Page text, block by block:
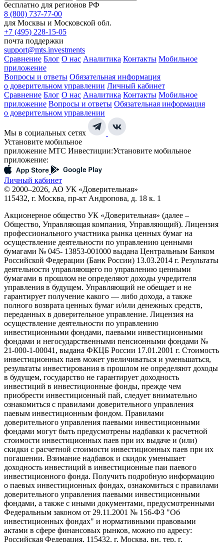
бесплатно для регионов РФ
8 (800) 737-77-00
для Москвы и Московской обл.
+7 (495) 228-15-05
почта поддержки
support@mts.investments
Сравнение Блог О нас Аналитика Контакты Мобильное
приложение
Вопросы и ответы Обязательная информация
о доверительном управлении Личный кабинет
Сравнение Блог О нас Аналитика Контакты Мобильное
приложение Вопросы и ответы Обязательная информация
о доверительном управлении
Мы в социальных сетях
Установите мобильное
приложение МТС Инвестиции:Установите мобильное
приложение:
Личный кабинет
© 2000–2026, АО УК «Доверительная»
115432, г. Москва, пр-кт Андропова, д. 18 к. 1
Акционерное общество УК «Доверительная» (далее –
Общество, Управляющая компания, Управляющий). Лицензия
профессионального участника рынка ценных бумаг на
осуществление деятельности по управлению ценными
бумагами № 045- 13853-001000 выдана Центральным Банком
Российской Федерации (Банк России) 13.03.2014 г. Результаты
деятельности управляющего по управлению ценными
бумагами в прошлом не определяют доходы учредителя
управления в будущем. Управляющий не обещает и не
гарантирует получение какого — либо дохода, а также
полного возврата ценных бумаг и/или денежных средств,
переданных в доверительное управление. Лицензия на
осуществление деятельности по управлению
инвестиционными фондами, паевыми инвестиционными
фондами и негосударственными пенсионными фондами №
21-000-1-00041, выдана ФКЦБ России 17.01.2001 г. Стоимость
инвестиционных паев может увеличиваться и уменьшаться,
результаты инвестирования в прошлом не определяют доходы
в будущем, государство не гарантирует доходность
инвестиций в инвестиционные фонды, прежде чем
приобрести инвестиционный пай, следует внимательно
ознакомиться с правилами доверительного управления
паевым инвестиционным фондом. Правилами
доверительного управления паевыми инвестиционными
фондами могут быть предусмотрены надбавки к расчетной
стоимости инвестиционных паев при их выдаче и (или)
скидки с расчетной стоимости инвестиционных паев при их
погашении. Взимание надбавок и скидок уменьшает
доходность инвестиций в инвестиционные паи паевого
инвестиционного фонда. Получить подробную информацию
о паевых инвестиционных фондах, ознакомиться с правилами
доверительного управления паевыми инвестиционными
фондами, а также с иными документами, предусмотренными
Федеральным законом от 29.11.2001 № 156-ФЗ "Об
инвестиционных фондах" и нормативными правовыми
актами в сфере финансовых рынков, можно по адресу:
Российская Федерация, 115432, г. Москва, вн. тер. г.